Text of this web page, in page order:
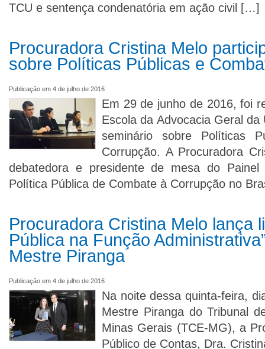
TCU e sentença condenatória em ação civil […]
Procuradora Cristina Melo
sobre Políticas Públicas e
Publicação em 4 de julho de 2016
Em 29 de junho de 2016, foi
Escola da Advocacia Geral
seminário sobre Políticas
Corrupção. A Procuradora
debatedora e presidente de mesa do
Política Pública de Combate à Corrupção no
Procuradora Cristina Melo lança
Pública na Função
Mestre Piranga
Publicação em 4 de julho de 2016
Na noite dessa quinta-feira,
Mestre Piranga do Tribunal
Minas Gerais (TCE-MG), a
Público de Contas, Dra.